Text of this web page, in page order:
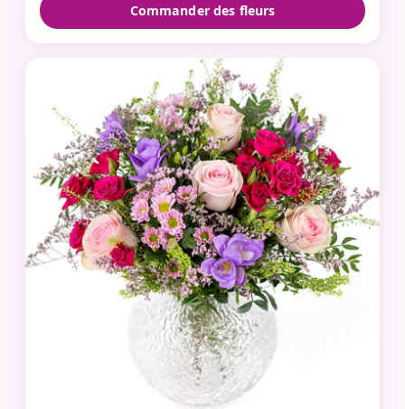
Commander des fleurs